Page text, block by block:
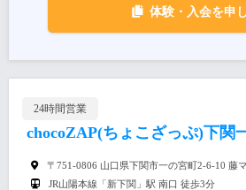
体験・入会を申
24時間営業
chocoZAP(ちょこざっぷ)下関
〒751-0806 山口県下関市一の宮町2-6-10 藤
JR山陽本線「新下関」駅 南口 徒歩3分